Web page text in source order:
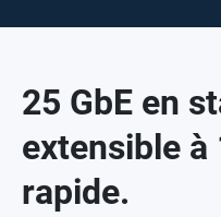
25 GbE en
extensible à
rapide.